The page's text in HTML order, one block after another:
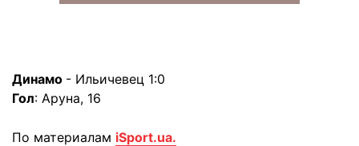
Динамо - Ильичевец 1:0
Гол: Аруна, 16
По материалам iSport.ua.